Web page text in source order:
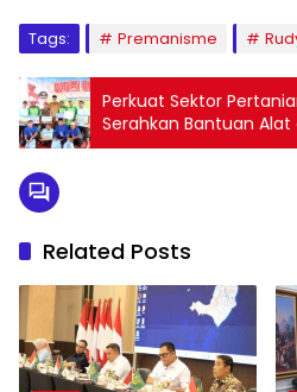
Tags: Premanisme
Perkuat Sektor
Serahkan Bantuan Alat
Petani di Leuwisadeng
Related Posts